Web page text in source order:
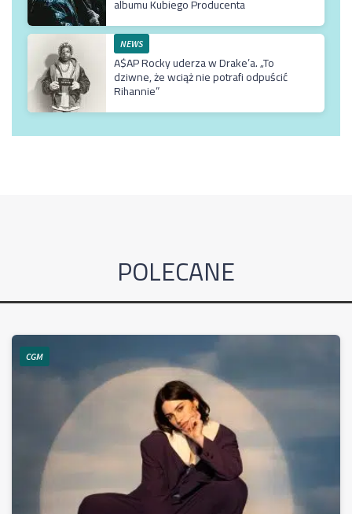
albumu Kubiego Producenta
NEWS
A$AP Rocky uderza w Drake’a. „To
dziwne, że wciąż nie potrafi odpuścić
Rihannie”
POLECANE
CGM